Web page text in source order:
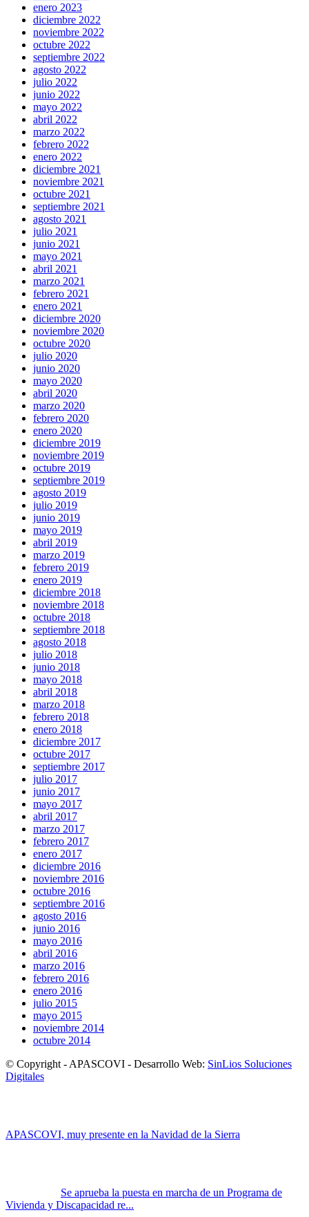
enero 2023
diciembre 2022
noviembre 2022
octubre 2022
septiembre 2022
agosto 2022
julio 2022
junio 2022
mayo 2022
abril 2022
marzo 2022
febrero 2022
enero 2022
diciembre 2021
noviembre 2021
octubre 2021
septiembre 2021
agosto 2021
julio 2021
junio 2021
mayo 2021
abril 2021
marzo 2021
febrero 2021
enero 2021
diciembre 2020
noviembre 2020
octubre 2020
julio 2020
junio 2020
mayo 2020
abril 2020
marzo 2020
febrero 2020
enero 2020
diciembre 2019
noviembre 2019
octubre 2019
septiembre 2019
agosto 2019
julio 2019
junio 2019
mayo 2019
abril 2019
marzo 2019
febrero 2019
enero 2019
diciembre 2018
noviembre 2018
octubre 2018
septiembre 2018
agosto 2018
julio 2018
junio 2018
mayo 2018
abril 2018
marzo 2018
febrero 2018
enero 2018
diciembre 2017
octubre 2017
septiembre 2017
julio 2017
junio 2017
mayo 2017
abril 2017
marzo 2017
febrero 2017
enero 2017
diciembre 2016
noviembre 2016
octubre 2016
septiembre 2016
agosto 2016
junio 2016
mayo 2016
abril 2016
marzo 2016
febrero 2016
enero 2016
julio 2015
mayo 2015
noviembre 2014
octubre 2014
© Copyright - APASCOVI - Desarrollo Web: SinLios Soluciones
Digitales
APASCOVI, muy presente en la Navidad de la Sierra
Se aprueba la puesta en marcha de un Programa de
Vivienda y Discapacidad re...